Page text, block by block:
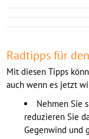
Radtipps für
Mit diesen Tipps
auch wenn es jetzt
Nehmen Sie
reduzieren Sie
Gegenwind und